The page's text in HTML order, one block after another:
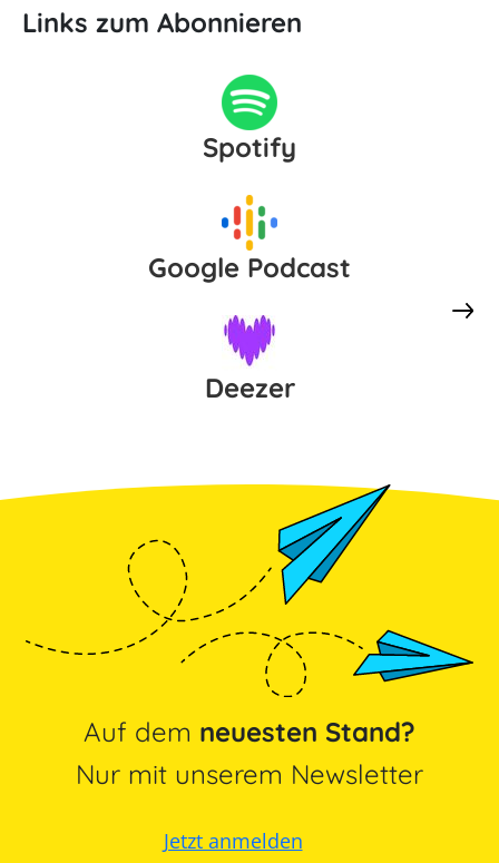
Links zum Abonnieren
Spotify
Google Podcast
Deezer
Auf dem neuesten Stand?
Nur mit unserem Newsletter
Jetzt anmelden